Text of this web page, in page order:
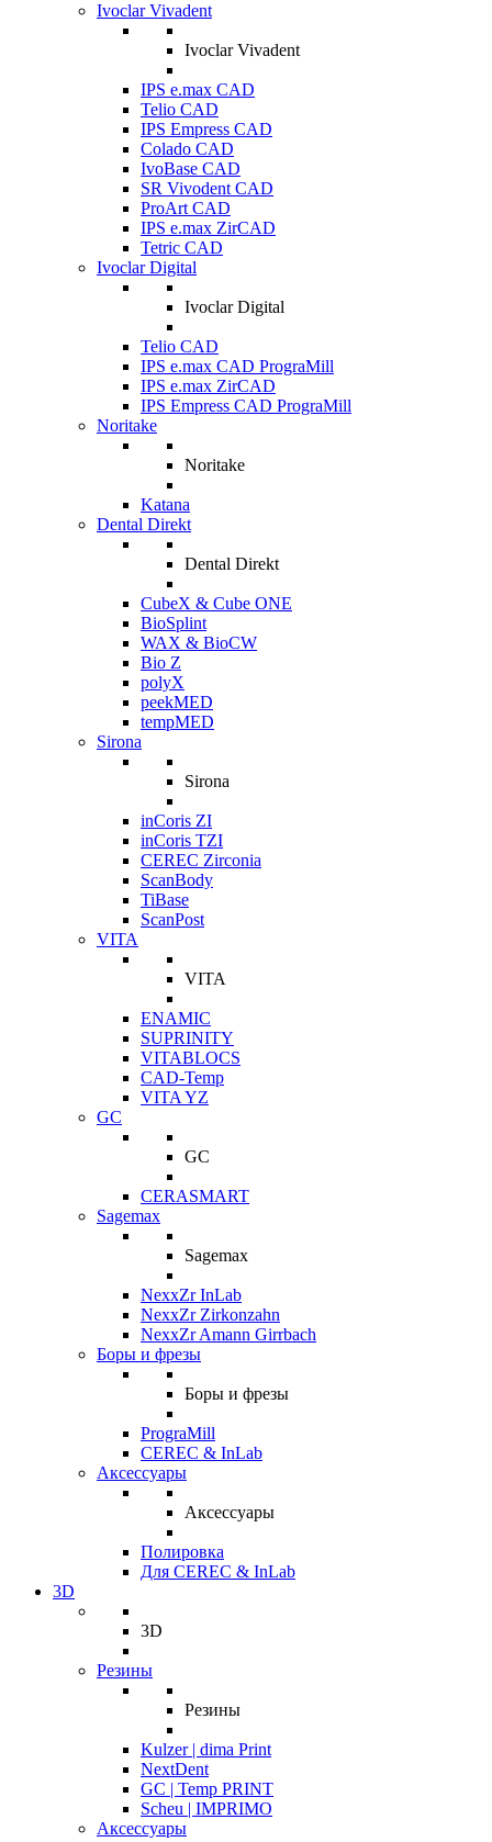
Ivoclar Vivadent
Ivoclar Vivadent
IPS e.max CAD
Telio CAD
IPS Empress CAD
Colado CAD
IvoBase CAD
SR Vivodent CAD
ProArt CAD
IPS e.max ZirCAD
Tetric CAD
Ivoclar Digital
Ivoclar Digital
Telio CAD
IPS e.max CAD PrograMill
IPS e.max ZirCAD
IPS Empress CAD PrograMill
Noritake
Noritake
Katana
Dental Direkt
Dental Direkt
CubeX & Cube ONE
BioSplint
WAX & BioCW
Bio Z
polyX
peekMED
tempMED
Sirona
Sirona
inCoris ZI
inCoris TZI
CEREC Zirconia
ScanBody
TiBase
ScanPost
VITA
VITA
ENAMIC
SUPRINITY
VITABLOCS
CAD-Temp
VITA YZ
GC
GC
CERASMART
Sagemax
Sagemax
NexxZr InLab
NexxZr Zirkonzahn
NexxZr Amann Girrbach
Боры и фрезы
Боры и фрезы
PrograMill
CEREC & InLab
Аксессуары
Аксессуары
Полировка
Для CEREC & InLab
3D
3D
Резины
Резины
Kulzer | dima Print
NextDent
GC | Temp PRINT
Scheu | IMPRIMO
Аксессуары